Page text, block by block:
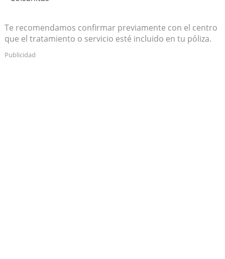
Te recomendamos confirmar previamente con el centro
que el tratamiento o servicio esté incluido en tu póliza.
Publicidad